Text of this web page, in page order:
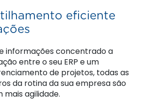
eficiente
informações concentrado a
entre o seu ERP e um
de projetos, todas as
da rotina da sua empresa são
agilidade.